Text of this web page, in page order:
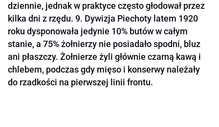
dziennie, jednak w praktyce często głodował przez
kilka dni z rzędu. 9. Dywizja Piechoty latem 1920
roku dysponowała jedynie 10% butów w całym
stanie, a 75% żołnierzy nie posiadało spodni, bluz
ani płaszczy. Żołnierze żyli głównie czarną kawą i
chlebem, podczas gdy mięso i konserwy należały
do rzadkości na pierwszej linii frontu.